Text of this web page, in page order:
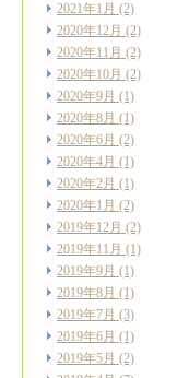
2021年1月 (2)
2020年12月 (2)
2020年11月 (2)
2020年10月 (2)
2020年9月 (1)
2020年8月 (1)
2020年6月 (2)
2020年4月 (1)
2020年2月 (1)
2020年1月 (2)
2019年12月 (2)
2019年11月 (1)
2019年9月 (1)
2019年8月 (1)
2019年7月 (3)
2019年6月 (1)
2019年5月 (2)